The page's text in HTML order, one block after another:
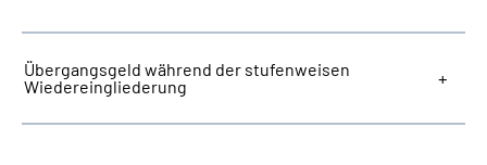
Übergangsgeld während der stufenweisen
Wiedereingliederung